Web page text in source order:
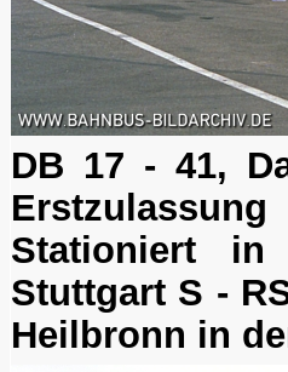
DB 17 - 41,
Stationiert in
Stuttgart S -
Heilbronn in